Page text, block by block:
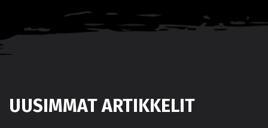
UUSIMMAT ARTIKKELIT